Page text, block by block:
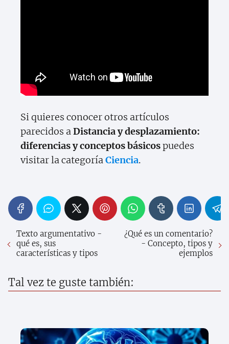
Si quieres conocer otros artículos
parecidos aDistancia y desplazamiento:
diferencias y conceptos básicospuedes
visitar la categoríaCiencia.
Texto argumentativo -
qué es, sus
características y tipos
¿Qué es un comentario?
- Concepto, tipos y
ejemplos
Tal vez te guste también: